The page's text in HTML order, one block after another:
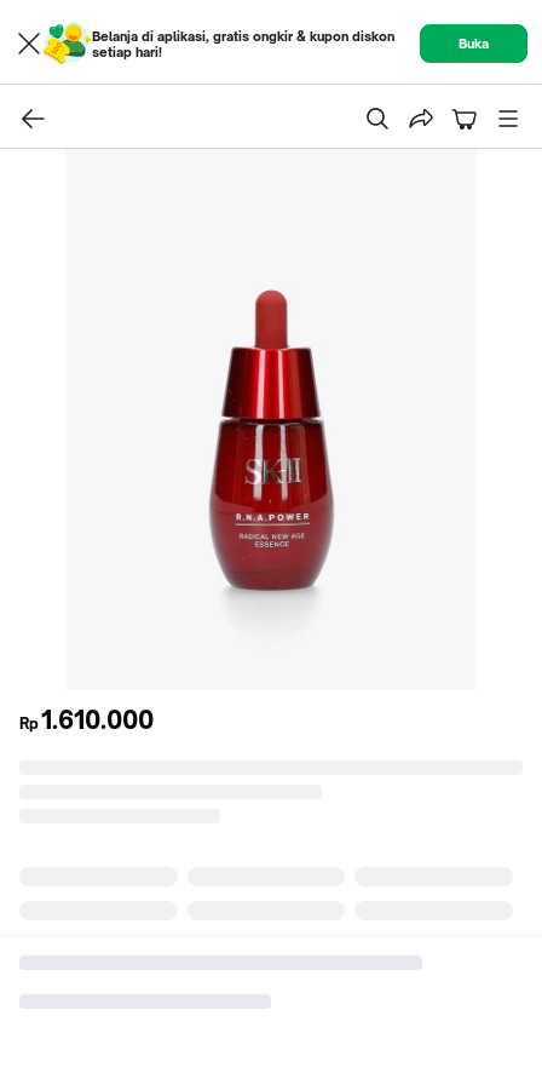
Belanja di aplikasi, gratis ongkir & kupon diskon
setiap hari!
Buka
Rp1.610.000